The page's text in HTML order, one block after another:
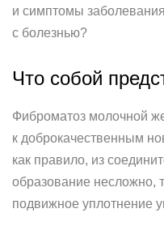
и симптомы
с болезнью?
Что собой
Фиброматоз молочной
к доброкачественным
как правило, из
образование несложно,
подвижное уплотнение